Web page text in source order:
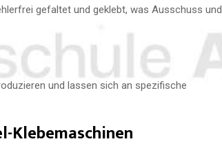
gefaltet und geklebt, was Ausschuss und
und lassen sich an spezifische
Klebemaschinen